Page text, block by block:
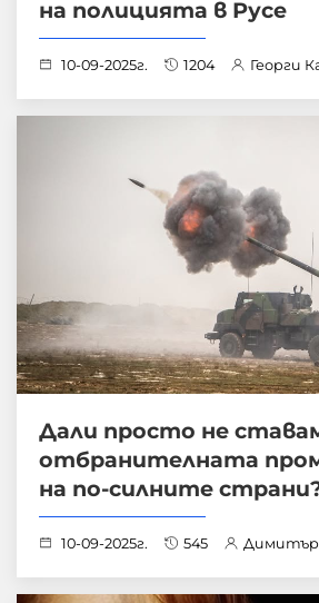
на полицията в Русе
10-09-2025г. 1204 Георги
Дали просто не
отбранителната
на по-силните
10-09-2025г. 545